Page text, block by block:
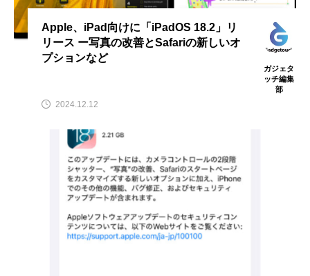
Apple、iPad向けに「iPadOS 18.2」リ
リース ー写真の改善とSafariの新しいオ
プションなど
ガジェタ
ッチ編集
部
2024.12.12